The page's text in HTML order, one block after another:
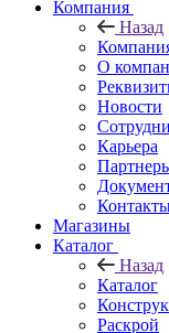
Компания
Назад
О
Новости
Карьера
Магазины
Каталог
Назад
Каталог
Раскрой